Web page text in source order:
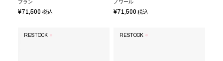
ブラン
¥71,500 税込
ノワール
¥71,500 税込
RESTOCK RESTOCK